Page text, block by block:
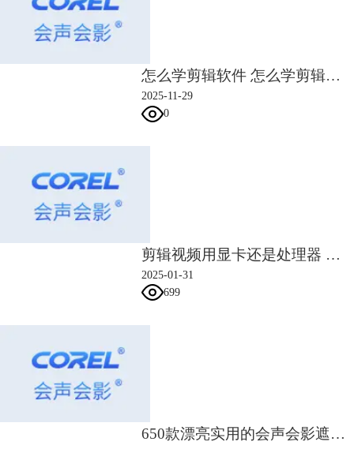
图四：进入自定义设置
步骤五：此时在弹出的窗口里进行自定义设置。首先，拖动时间线到第四
秒位置（可根据具体内容调整位置，此处仅举例），点击左侧的加号按
钮，添加关键帧，把关键帧参数调小至0（这四个数值共同决定了画面的
如下图五所示。
步骤六：此外，还可以调节白色区域的显示颜色。鼠标左键单击左下角
可。
怎么学剪辑软件 怎么学剪辑短视频
2025-11-29
0
剪辑视频用显卡还是处理器 剪辑视频用什么软件
2025-01-31
699
650款漂亮实用的会声会影遮罩素材